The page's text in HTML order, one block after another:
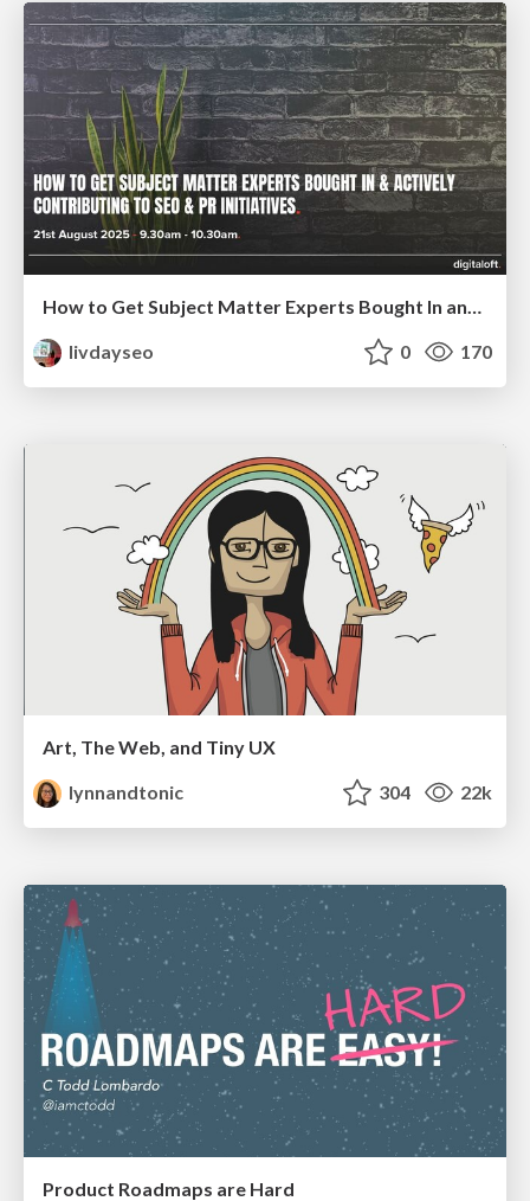
How to Get Subject Matter Experts Bought In and Actively Contributing to SEO & PR Initiatives.
livdayseo
0 170
Art, The Web, and Tiny UX
lynnandtonic
304 22k
Product Roadmaps are Hard